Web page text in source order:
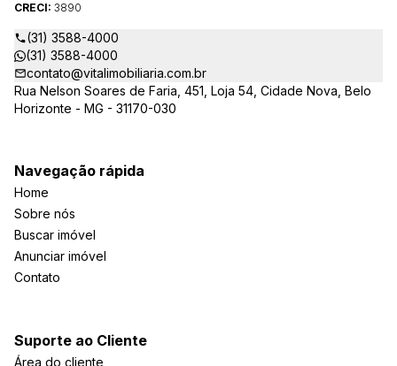
CRECI: 3890
(31) 3588-4000
(31) 3588-4000
contato@vitalimobiliaria.com.br
Rua Nelson Soares de Faria, 451, Loja 54, Cidade Nova, Belo
Horizonte - MG - 31170-030
Navegação rápida
Home
Sobre nós
Buscar imóvel
Anunciar imóvel
Contato
Suporte ao Cliente
Área do cliente